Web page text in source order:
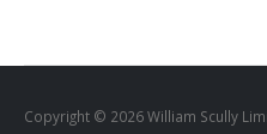
Copyright © 2026 William Scully